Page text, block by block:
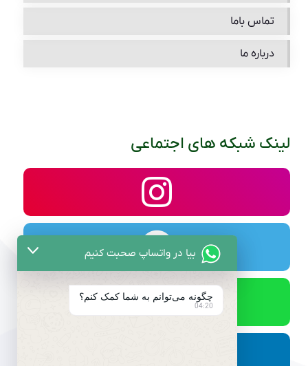
تماس باما
درباره ما
لینک شبکه های اجتماعی
بیا در واتساپ صحبت کنیم
چگونه می‌توانم به شما کمک کنم؟
04:20